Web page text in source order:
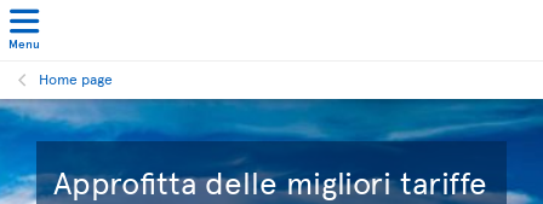
Menu
Home page
Approfitta delle migliori tariffe